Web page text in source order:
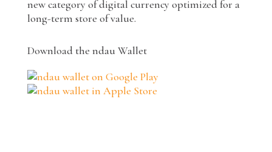
new category of digital currency optimized for a
long-term store of value.
Download the ndau Wallet